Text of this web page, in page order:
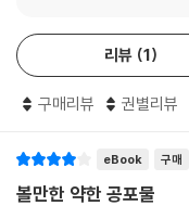
리뷰 1
구매리뷰 권별리뷰
eBook 구매
볼만한 약한 공포물